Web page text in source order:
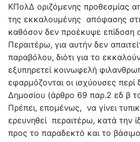
ΚΠολΔ οριζόμενης προθεσμίας
της εκκαλουμένης απόφασης
καθόσον δεν προέκυψε επίδοση
Περαιτέρω, για αυτήν δεν
παραβόλου, διότι για το
εξυπηρετεί κοινωφελή
εφαρμόζονται οι ισχύουσες περί
Δημοσίου (άρθρο 69 παρ.2 εδ β
Πρέπει, επομένως, να γίνει
ερευνηθεί περαιτέρω, κατά την
προς το παραδεκτό και το